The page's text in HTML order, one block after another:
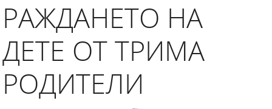
РАЖДАНЕТО НА
ДЕТЕ ОТ ТРИМА
РОДИТЕЛИ